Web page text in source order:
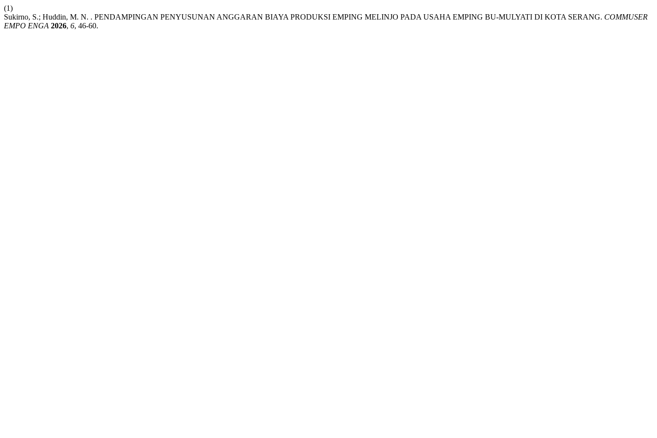
(1)
Sukirno, S.; Huddin, M. N. . PENDAMPINGAN PENYUSUNAN ANGGARAN BIAYA PRODUKSI EMPING MELINJO PADA USAHA EMPING BU-MULYATI DI KOTA SERANG. COMMUSER
EMPO ENGA 2026, 6, 46-60.